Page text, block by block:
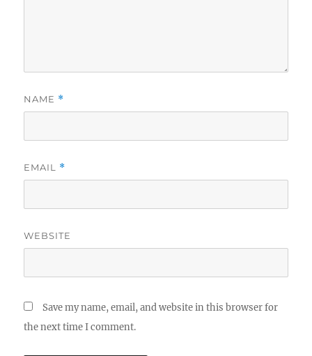
NAME *
EMAIL *
WEBSITE
Save my name, email, and website in this browser for
the next time I comment.